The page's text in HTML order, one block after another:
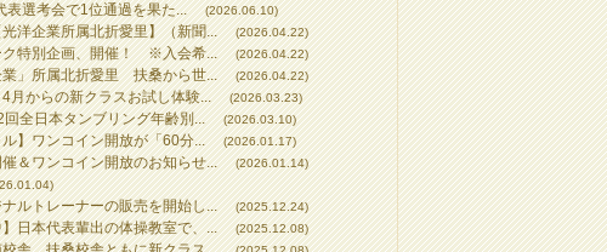
表選考会で1位通過を果た... (2026.06.10)
洋企業所属北折愛里】（新聞... (2026.04.22)
ク特別企画、開催！ ※入会希... (2026.04.22)
業」所属北折愛里 扶桑から世... (2026.04.22)
月からの新クラスお試し体験... (2026.03.23)
全日本タンブリング年齢別... (2026.03.10)
】ワンコイン開放が「60分... (2026.01.17)
＆ワンコイン開放のお知らせ... (2026.01.14)
ルトレーナーの販売を開始し... (2025.12.24)
日本代表輩出の体操教室で、... (2025.12.08)